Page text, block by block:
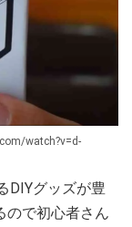
watch?v=d-
DIYグッズが豊
ので初心者さん